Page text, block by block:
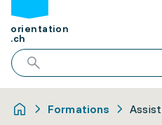
orientation
.ch
Formations